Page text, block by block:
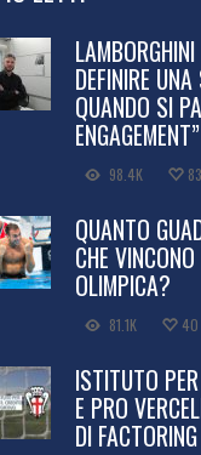
DEFINIRE
QUANDO SI
ENGAGEMENT”
98.4K 83
QUANTO
CHE
OLIMPICA?
81.1K 40
ISTITUTO
E PRO
DI FACTORING